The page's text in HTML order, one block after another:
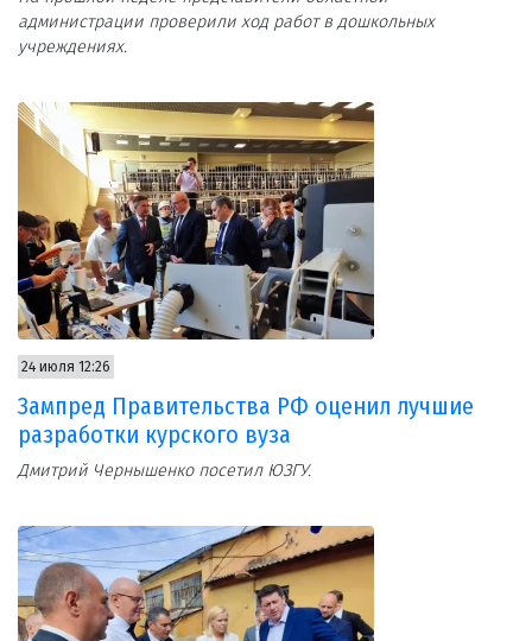
администрации проверили ход работ в дошкольных
учреждениях.
24 июля 12:26
Зампред Правительства РФ оценил лучшие
разработки курского вуза
Дмитрий Чернышенко посетил ЮЗГУ.